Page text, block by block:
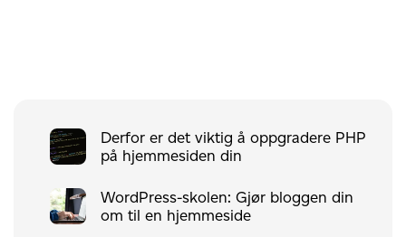
Derfor er det viktig å oppgradere PHP
på hjemmesiden din
WordPress-skolen: Gjør bloggen din
om til en hjemmeside